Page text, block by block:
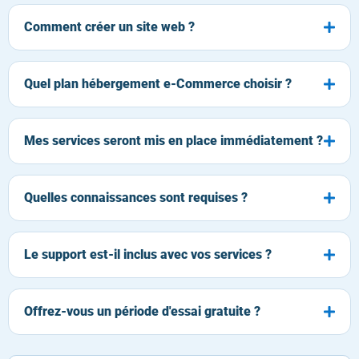
Comment créer un site web ?
Quel plan hébergement e-Commerce choisir ?
Mes services seront mis en place immédiatement ?
Quelles connaissances sont requises ?
Le support est-il inclus avec vos services ?
Offrez-vous un période d'essai gratuite ?